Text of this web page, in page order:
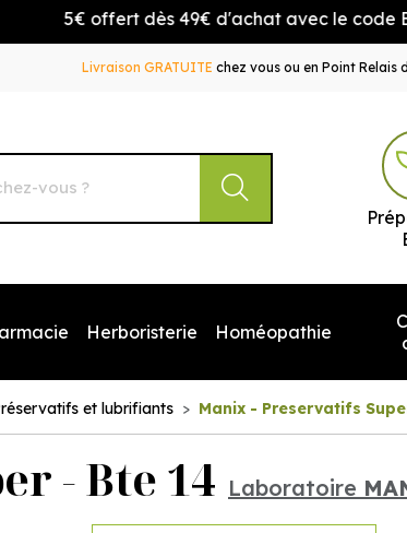
5€ offert dès 49€ d'achat avec le code
Livraison GRATUITE chez vous ou en Point Relais
Votre pharmacie en ligne à votre service
Herboristerie Homéopathie
et lubrifiants Manix - Preservatifs
- Bte 14 Laboratoire